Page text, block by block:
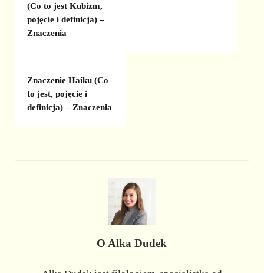
(Co to jest Kubizm,
pojęcie i definicja) –
Znaczenia
Znaczenie Haiku (Co
to jest, pojęcie i
definicja) – Znaczenia
O Alka Dudek